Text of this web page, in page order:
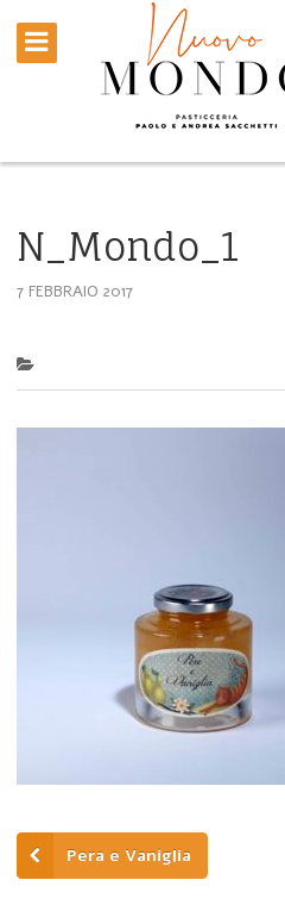
N_Mondo_1
7 FEBBRAIO 2017
Pera e Vaniglia